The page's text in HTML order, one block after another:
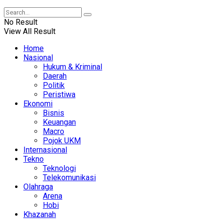
No Result
View All Result
Home
Nasional
Hukum & Kriminal
Daerah
Politik
Peristiwa
Ekonomi
Bisnis
Keuangan
Macro
Pojok UKM
Internasional
Tekno
Teknologi
Telekomunikasi
Olahraga
Arena
Hobi
Khazanah